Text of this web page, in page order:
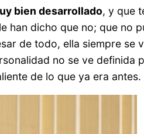
bien desarrollado, y que
han dicho que no; que no
de todo, ella siempre se
no se ve definida
de lo que ya era antes.